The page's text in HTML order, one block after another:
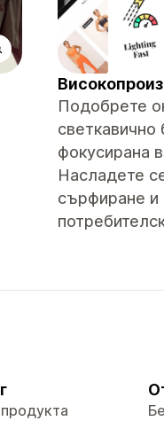
Подобрете
светкавично
фокусирана
Насладете
сърфиране и